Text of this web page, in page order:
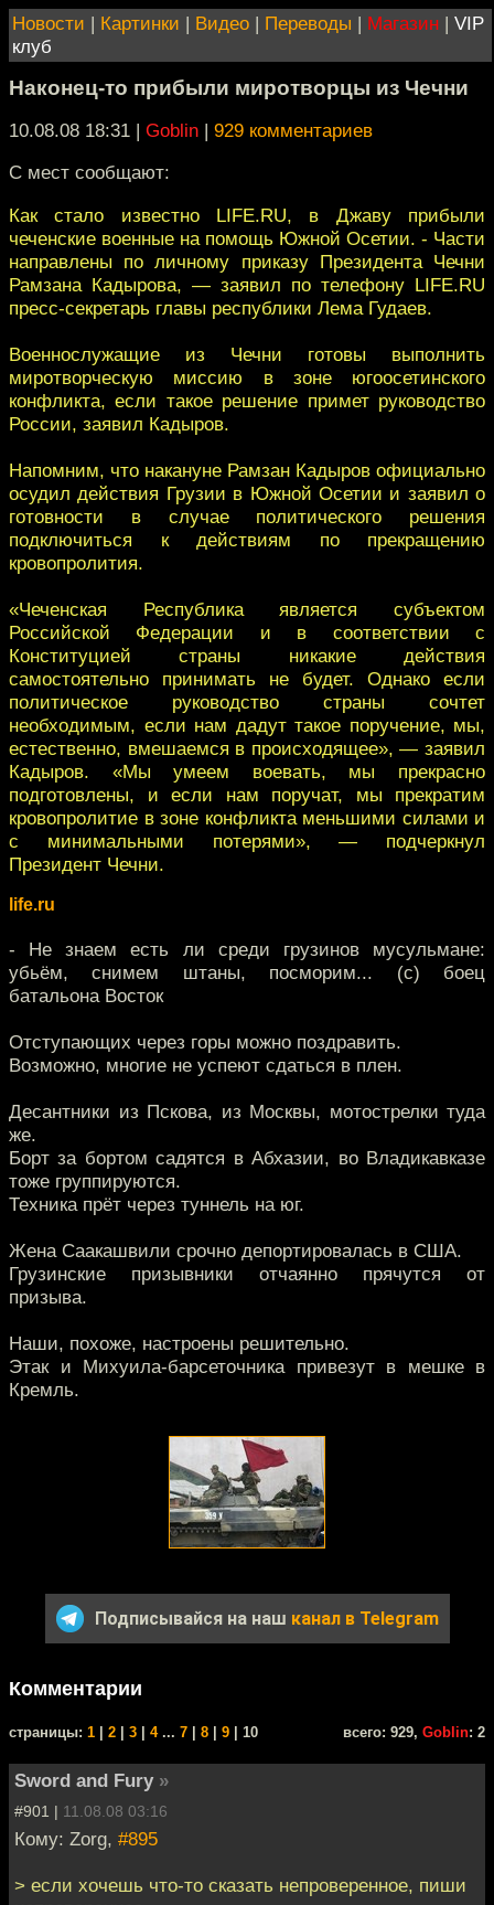
Новости | Картинки | Видео | Переводы | Магазин | VIP
клуб
Наконец-то прибыли миротворцы из Чечни
10.08.08 18:31 | Goblin | 929 комментариев
С мест сообщают:
Как стало известно LIFE.RU, в Джаву прибыли
чеченские военные на помощь Южной Осетии. - Части
направлены по личному приказу Президента Чечни
Рамзана Кадырова, — заявил по телефону LIFE.RU
пресс-секретарь главы республики Лема Гудаев.
Военнослужащие из Чечни готовы выполнить
миротворческую миссию в зоне югоосетинского
конфликта, если такое решение примет руководство
России, заявил Кадыров.
Напомним, что накануне Рамзан Кадыров официально
осудил действия Грузии в Южной Осетии и заявил о
готовности в случае политического решения
подключиться к действиям по прекращению
кровопролития.
«Чеченская Республика является субъектом
Российской Федерации и в соответствии с
Конституцией страны никакие действия
самостоятельно принимать не будет. Однако если
политическое руководство страны сочтет
необходимым, если нам дадут такое поручение, мы,
естественно, вмешаемся в происходящее», — заявил
Кадыров. «Мы умеем воевать, мы прекрасно
подготовлены, и если нам поручат, мы прекратим
кровопролитие в зоне конфликта меньшими силами и
с минимальными потерями», — подчеркнул
Президент Чечни.
life.ru
- Не знаем есть ли среди грузинов мусульмане:
убьём, снимем штаны, посморим... (с) боец
батальона Восток
Отступающих через горы можно поздравить.
Возможно, многие не успеют сдаться в плен.
Десантники из Пскова, из Москвы, мотострелки туда
же.
Борт за бортом садятся в Абхазии, во Владикавказе
тоже группируются.
Техника прёт через туннель на юг.
Жена Саакашвили срочно депортировалась в США.
Грузинские призывники отчаянно прячутся от
призыва.
Наши, похоже, настроены решительно.
Этак и Михуила-барсеточника привезут в мешке в
Кремль.
Подписывайся на наш канал в Telegram
Комментарии
cтраницы: 1 2 3 4... 7 8 9 | 10 всего: 929, Goblin: 2
Sword and Fury »
#901 | 11.08.08 03:16
Кому: Zorg, #895
> если хочешь что-то сказать непроверенное, пиши